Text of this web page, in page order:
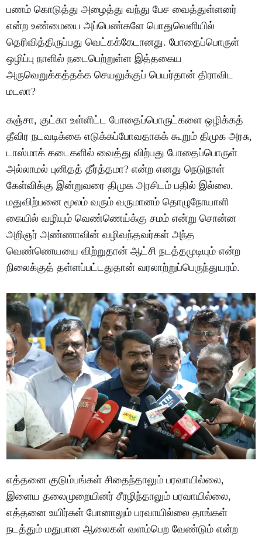
பணம் கொடுத்து அழைத்து வந்து பேச வைத்துள்ளனர்
என்ற உண்மையை அப்பெண்களே பொதுவெளியில்
தெரிவித்திருப்பது வெட்கக்கேடானது. போதைப்பொருள்
ஒழிப்பு நாளில் நடைபெற்றுள்ள இத்தகைய
அருவெறுக்கத்தக்க செயலுக்குப் பெயர்தான் திராவிட
மடலா?
கஞ்சா, குட்கா உள்ளிட்ட போதைப்பொருட்களை ஒழிக்கத்
தீவிர நடவடிக்கை எடுக்கப்போவதாகக் கூறும் திமுக அரசு,
டாஸ்மாக் கடைகளில் வைத்து விற்பது போதைப்பொருள்
அல்லாமல் புனிதத் தீர்த்தமா? என்ற எனது நெடுநாள்
கேள்விக்கு இன்றுவரை திமுக அரசிடம் பதில் இல்லை.
மதுவிற்பனை மூலம் வரும் வருமானம் தொழுநோயாளி
கையில் வழியும் வெண்ணெய்க்கு சமம் என்று சொன்ன
அறிஞர் அண்ணாவின் வழிவந்தவர்கள் அந்த
வெண்ணெயயை விற்றுதான் ஆட்சி நடத்தமுடியும் என்ற
நிலைக்குத் தள்ளப்பட்டதுதான் வரலாற்றுப்பெருந்துயரம்.
எத்தனை குடும்பங்கள் சிதைந்தாலும் பரவாயில்லை,
இளைய தலைமுறையினர் சீரழிந்தாலும் பரவாயில்லை,
எத்தனை உயிர்கள் போனாலும் பரவாயில்லை தாங்கள்
நடத்தும் மதுபான ஆலைகள் வளம்பெற வேண்டும் என்ற